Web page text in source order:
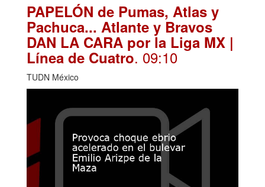
PAPELÓN de Pumas, Atlas y
Pachuca... Atlante y Bravos
DAN LA CARA por la Liga MX |
Línea de Cuatro. 09:10
TUDN México